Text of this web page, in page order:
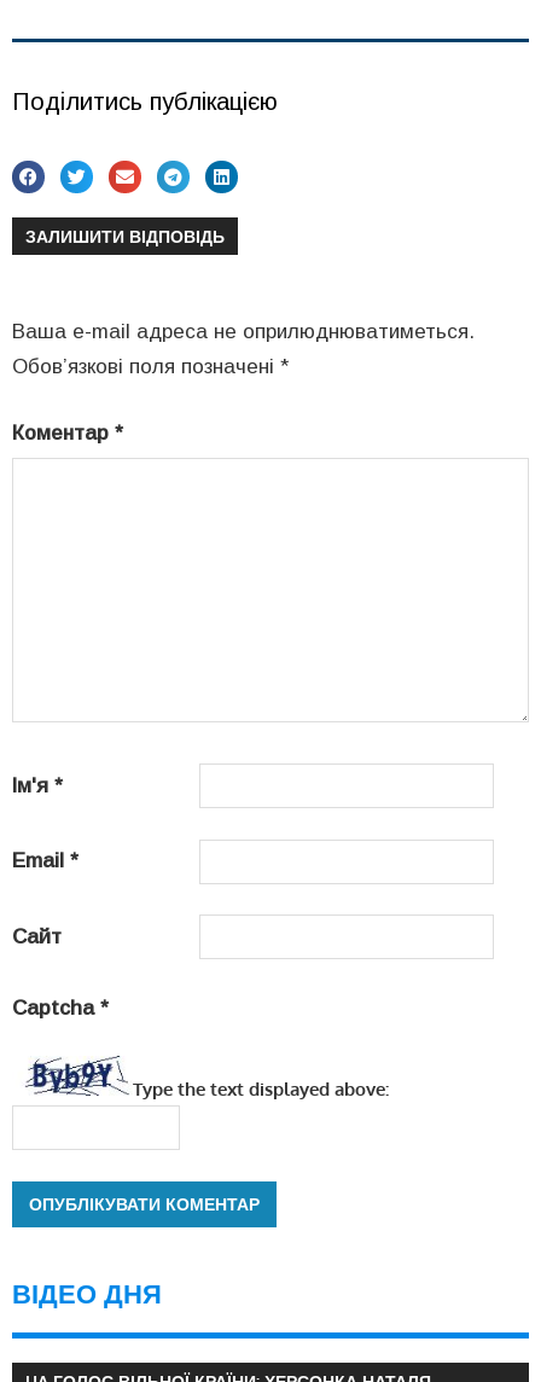
Поділитись публікацією
ЗАЛИШИТИ ВІДПОВІДЬ
Ваша e-mail адреса не оприлюднюватиметься.
Обов’язкові поля позначені *
Коментар *
Ім'я *
Email *
Сайт
Captcha *
Type the text displayed above:
ВІДЕО ДНЯ